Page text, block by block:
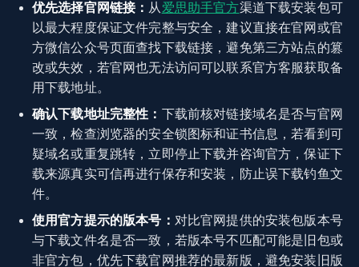
优先选择官网链接： 从爱思助手官方渠道下载安装包可
以最大程度保证文件完整与安全，建议直接在官网或官
方微信公众号页面查找下载链接，避免第三方站点的篡
改或失效，若官网也无法访问可以联系官方客服获取备
用下载地址。
确认下载地址完整性：
下载前核对链接域名是否与官网
一致，检查浏览器的安全锁图标和证书信息，若看到可
疑域名或重复跳转，立即停止下载并咨询官方，保证下
载来源真实可信再进行保存和安装，防止误下载钓鱼文
件。
使用官方提示的版本号： 对比官网提供的安装包版本号
与下载文件名是否一致，若版本号不匹配可能是旧包或
非官方包，优先下载官网推荐的最新版，避免安装旧版